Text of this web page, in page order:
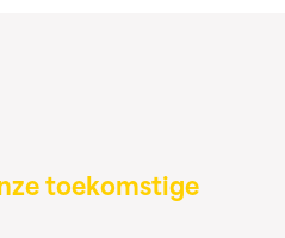
toekomstige